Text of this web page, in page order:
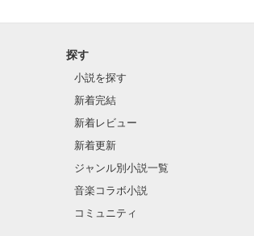
探す
小説を探す
新着完結
新着レビュー
新着更新
ジャンル別小説一覧
音楽コラボ小説
コミュニティ